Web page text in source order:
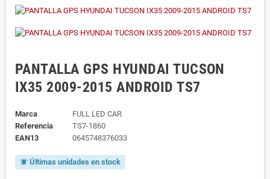
PANTALLA GPS HYUNDAI TUCSON
IX35 2009-2015 ANDROID TS7
Marca
FULL LED CAR
Referencia
TS7-1860
EAN13
0645748376033
notifications_active Últimas unidades en stock